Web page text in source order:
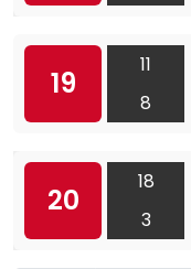
19
11
8
20
18
3